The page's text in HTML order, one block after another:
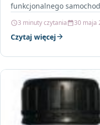
funkcjonalnego
3 minuty czytania 30 maja
Czytaj więcej